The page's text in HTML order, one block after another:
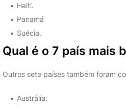
Haiti.
Panamá
Suécia.
Qual é o 7 país mais
Outros sete países também foram
Austrália.